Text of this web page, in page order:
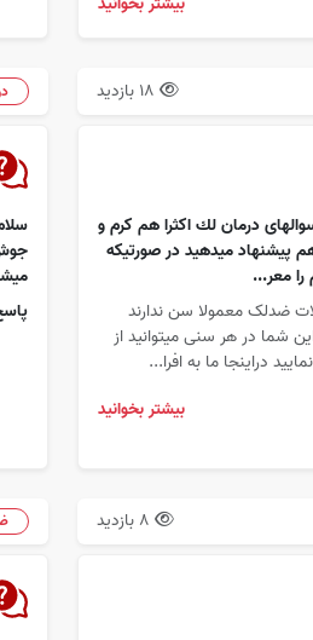
درمان لك اكثرا هم كرم و
پيشنهاد ميدهيد در صورتيكه
ضدلک معمولا سن ندارند
شما در هر سنی میتوانید از
دراینجا ما به افرا...
بیشتر بخوانید